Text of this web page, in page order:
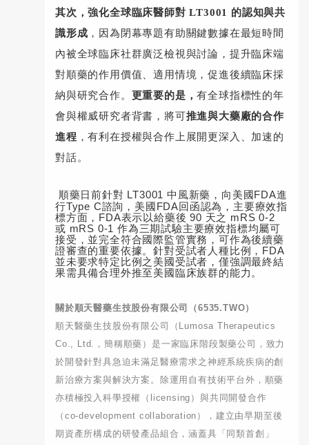
其次，強化全球臨床醫師對 LT3001 的認知與共
識形成 ，因為閉幕專題有助關鍵數據在最短時間
內被全球臨床社群廣泛檢視與討論，提升臨床端
對順藥的作用價值、適用情境，促進後續臨床採
納與研究合作。 更重要的是，有全球指標性的年
會與權威研究者背書，將可推進與大藥廠的合作
進程 ，有利在授權與合作上展開更深入、加速的
對話。
順藥日前針對 LT3001中風新藥，向美國FDA進
行Type C諮詢，美國FDA回函認為，主要療效指
標方面， FDA表示以給藥後 90 天之 mRS 0-2
或 mRS 0-1作為三期試驗主要療效指標均屬可
接受，並完全符合國際監管實務，可作為後續藥
證審查的重要依據。針對受試者人種比例， FDA
並未要求特定比例之美國受試者，僅強調最終結
果需具備合理外推至美國臨床族群的能力。
關於順天醫藥生技股份有限公司（6535.TWO）
順天醫藥生技股份有限公司（Lumosa Therapeutics
Co., Ltd.，簡稱順藥）是一家臨床階段製藥公司，致力
於開發針對具急迫未滿足醫療需求之神經系統疾病的創
新治療方案與解決方案。除運用自有技術平台外，順藥
亦積極投入科學授權（licensing）與共同開發合作
（co-development collaboration），建立由早期至後
期資產所構成的研發產品組合，涵蓋具「同類首創」